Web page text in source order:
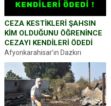
CEZA KESTİKLERİ ŞAHSIN
KİM OLDUĞUNU ÖĞRENİNCE
CEZAYI KENDİLERİ ÖDEDİ
Afyonkarahisar’ın Dazkırı
ilçesinde trafik uygulaması
yapan jandarma ekipleri
durdurdukları bir otomobilin
sürücüsünden ehliyet ve ruhsat
sorup belgelerini istedi. Sürücü